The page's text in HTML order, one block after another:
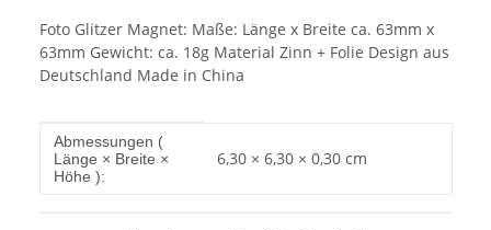
Foto Glitzer Magnet: Maße: Länge x Breite ca. 63mm x
63mm Gewicht: ca. 18g Material Zinn + Folie Design aus
Deutschland Made in China
Produkteigenschaft
Wert
Abmessungen (
Länge × Breite ×
Höhe ):
6,30 × 6,30 × 0,30 cm